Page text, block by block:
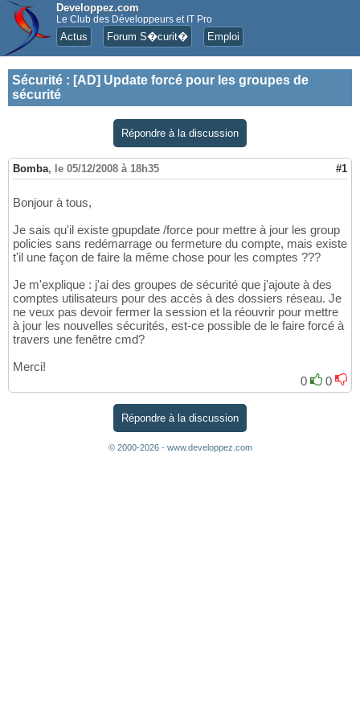
Developpez.com
Le Club des Développeurs et IT Pro
Actus Forum S�curit� Emploi
Sécurité : [AD] Update forcé pour les groupes de
sécurité
Répondre à la discussion
Bomba, le 05/12/2008 à 18h35 #1
Bonjour à tous,
Je sais qu'il existe gpupdate /force pour mettre à jour les group
policies sans redémarrage ou fermeture du compte, mais existe
t'il une façon de faire la même chose pour les comptes ???
Je m'explique : j'ai des groupes de sécurité que j'ajoute à des
comptes utilisateurs pour des accès à des dossiers réseau. Je
ne veux pas devoir fermer la session et la réouvrir pour mettre
à jour les nouvelles sécurités, est-ce possible de le faire forcé à
travers une fenêtre cmd?
Merci!
0
0
Répondre à la discussion
© 2000-2026 - www.developpez.com